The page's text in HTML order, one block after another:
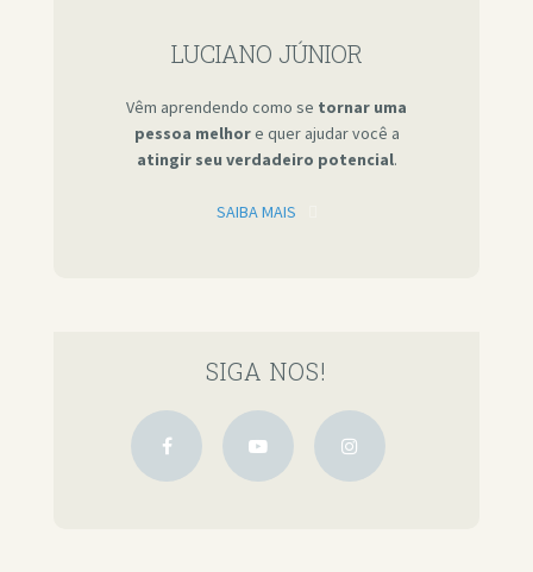
LUCIANO JÚNIOR
Vêm aprendendo como se tornar uma
pessoa melhore quer ajudar você a
atingir seu verdadeiro potencial.
SAIBA MAIS
SIGA NOS!